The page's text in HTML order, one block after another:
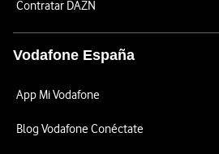
Contratar DAZN
Vodafone España
App Mi Vodafone
Blog Vodafone Conéctate